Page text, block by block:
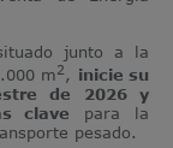
junto a la
m2 , inicie su
de 2026 y
clave para la
pesado.